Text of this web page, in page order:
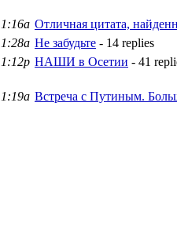
1:16a Отличная цитата,
1:28a Не забудьте - 14 replies
1:12p НАШИ в Осетии - 41
1:19a Встреча с Путиным.